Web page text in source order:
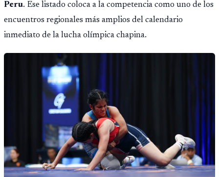
Peru. Ese listado coloca a la competencia como uno de los
encuentros regionales más amplios del calendario
inmediato de la lucha olímpica chapina.